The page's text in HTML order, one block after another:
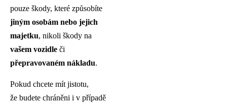
pouze škody, které způsobíte
jiným osobám nebo jejich
majetku, nikoli škody na
vašem vozidle či
přepravovaném nákladu.
Pokud chcete mít jistotu,
že budete chráněni i v případě